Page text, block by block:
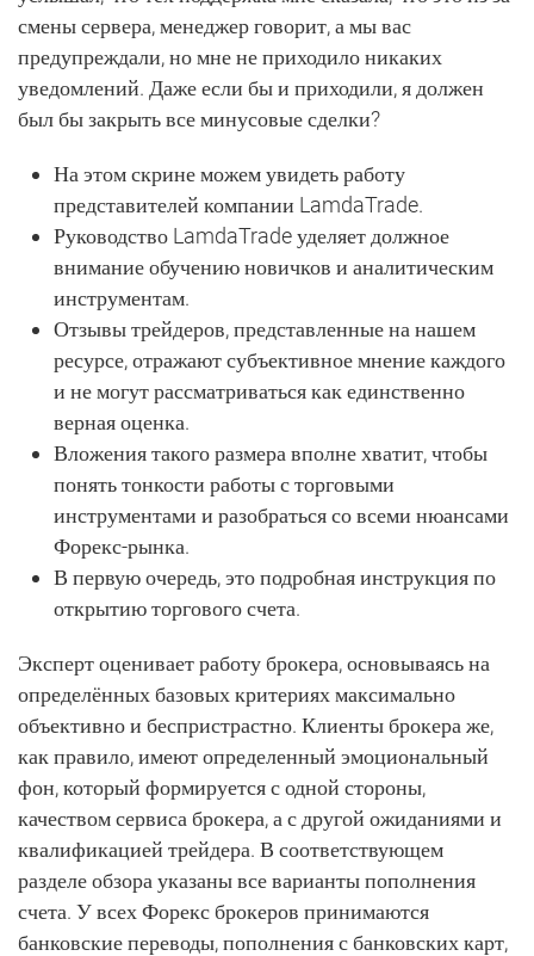
смены сервера, менеджер говорит, а мы вас
предупреждали, но мне не приходило никаких
уведомлений. Даже если бы и приходили, я должен
был бы закрыть все минусовые сделки?
На этом скрине можем увидеть работу
представителей компании LamdaTrade.
Руководство LamdaTrade уделяет должное
внимание обучению новичков и аналитическим
инструментам.
Отзывы трейдеров, представленные на нашем
ресурсе, отражают субъективное мнение каждого
и не могут рассматриваться как единственно
верная оценка.
Вложения такого размера вполне хватит, чтобы
понять тонкости работы с торговыми
инструментами и разобраться со всеми нюансами
Форекс-рынка.
В первую очередь, это подробная инструкция по
открытию торгового счета.
Эксперт оценивает работу брокера, основываясь на
определённых базовых критериях максимально
объективно и беспристрастно. Клиенты брокера же,
как правило, имеют определенный эмоциональный
фон, который формируется с одной стороны,
качеством сервиса брокера, а с другой ожиданиями и
квалификацией трейдера. В соответствующем
разделе обзора указаны все варианты пополнения
счета. У всех Форекс брокеров принимаются
банковские переводы, пополнения с банковских карт,